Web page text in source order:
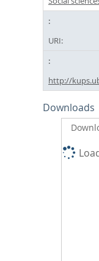
URI:
http://
Downloads